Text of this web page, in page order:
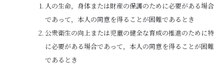
人の生命，身体または財産の保護のために必要がある場合
であって，本人の同意を得ることが困難であるとき
公衆衛生の向上または児童の健全な育成の推進のために特
に必要がある場合であって，本人の同意を得ることが困難
であるとき